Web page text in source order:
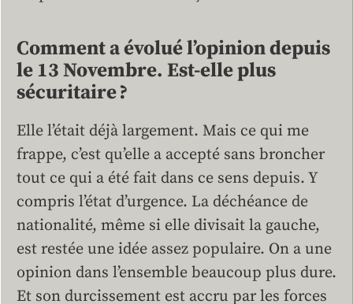
Comment a évolué l’opinion depuis
le 13 Novembre. Est-elle plus
sécuritaire ?
Elle l’était déjà largement. Mais ce qui me
frappe, c’est qu’elle a accepté sans broncher
tout ce qui a été fait dans ce sens depuis. Y
compris l’état d’urgence. La déchéance de
nationalité, même si elle divisait la gauche,
est restée une idée assez populaire. On a une
opinion dans l’ensemble beaucoup plus dure.
Et son durcissement est accru par les forces